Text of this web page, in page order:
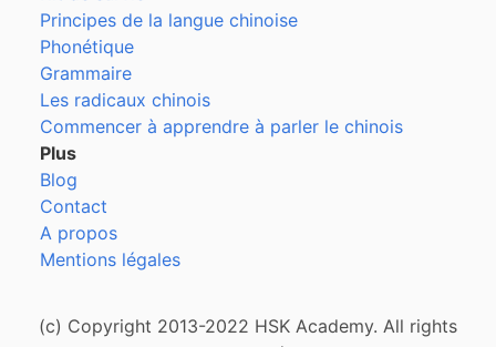
Principes de la langue chinoise
Phonétique
Grammaire
Les radicaux chinois
Commencer à apprendre à parler le chinois
Plus
Blog
Contact
A propos
Mentions légales
(c) Copyright 2013-2022 HSK Academy. All rights